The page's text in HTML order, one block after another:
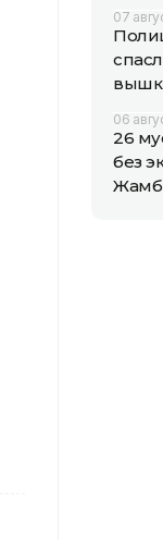
07
06
26
без